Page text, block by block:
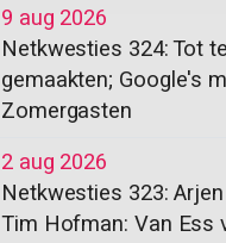
9 aug 2026
Netkwesties 324: Tot
gemaakten; Google's
Zomergasten
2 aug 2026
Netkwesties 323:
Tim Hofman: Van Ess